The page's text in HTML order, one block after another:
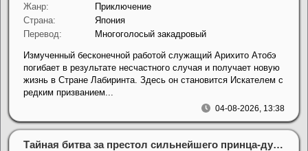
Жанр:
Приключение
Страна:
Япония
Перевод:
Многоголосый закадровый
04-08-2026, 13:38
Измученный бесконечной работой служащий Арихито Атобэ
погибает в результате несчастного случая и получает новую
жизнь в Стране Лабиринта. Здесь он становится Искателем с
редким призванием...
Тайная битва за престол сильнейшего принца-дуралея (2026)